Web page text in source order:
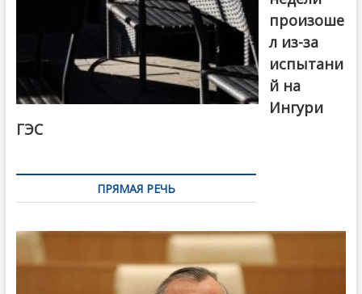
произоше
л из-за
испытани
й на
Ингури
ГЭС
ПРЯМАЯ РЕЧЬ